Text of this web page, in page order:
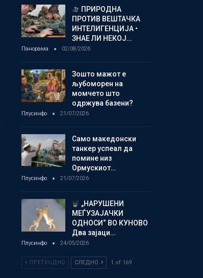
ПРИРОДНА
ПРОТИВ ВЕШТАЧКА
ИНТЕЛИГЕНЦИЈА •
ЗНАЕ ЛИ НЕКОЈ…
Панорама 02/08/2026
Зошто мажот е
љубоморен на
момчето што
одржува базени?
Плусинфо 21/07/2026
Само македонски
танкер успеал да
помине низ
Ормускиот…
Плусинфо 21/07/2026
„НАРУШЕНИ
МЕЃУЗАЈАЧКИ
ОДНОСИ“ ВО КУНОВО
Два зајаци…
Плусинфо 24/05/2026
ПРЕТХОДНО СЛЕДНО 1 of 169